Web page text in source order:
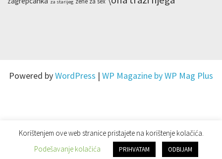
za starijeg
Powered byWordPress | WP Magazine by WP Mag Plus
Korištenjem ove web stranice pristajete na korištenje kolačića.
Podešavanje kolačića
PRIHVATAM ODBIJAM